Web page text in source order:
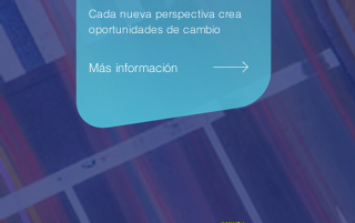
Cada nueva perspectiva crea
oportunidades de cambio
Más información